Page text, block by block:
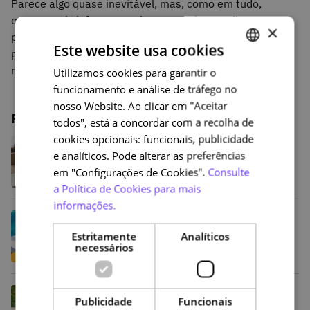
Parece algo quase inevitável, mas, como em tudo,
quanto mais informação tivermos sobre aquilo que nos
pode acontecer e de que forma o podemos evitar, mais
preparados estamos para responder em situações de
risco”, realça o gestor da Plataforma NAU, Pedro Cabral.
Publicações relacionadas
Crescimento, inovação e novos
serviços: os resultados do PRR na
as férias para desenvolver novas
competências
De Shakespeare ao TikTok: como o
“storytelling” evoluiu (e porque
ENGLISH
×
Este website usa cookies
Utilizamos cookies para garantir o
funcionamento e análise de tráfego no
nosso Website. Ao clicar em "Aceitar
todos", está a concordar com a recolha de
cookies opcionais: funcionais, publicidade
e analíticos. Pode alterar as preferências
em "Configurações de Cookies". Consulte
a Política de Cookies para mais
informações.
Estritamente
necessários
Analíticos
Publicidade Funcionais